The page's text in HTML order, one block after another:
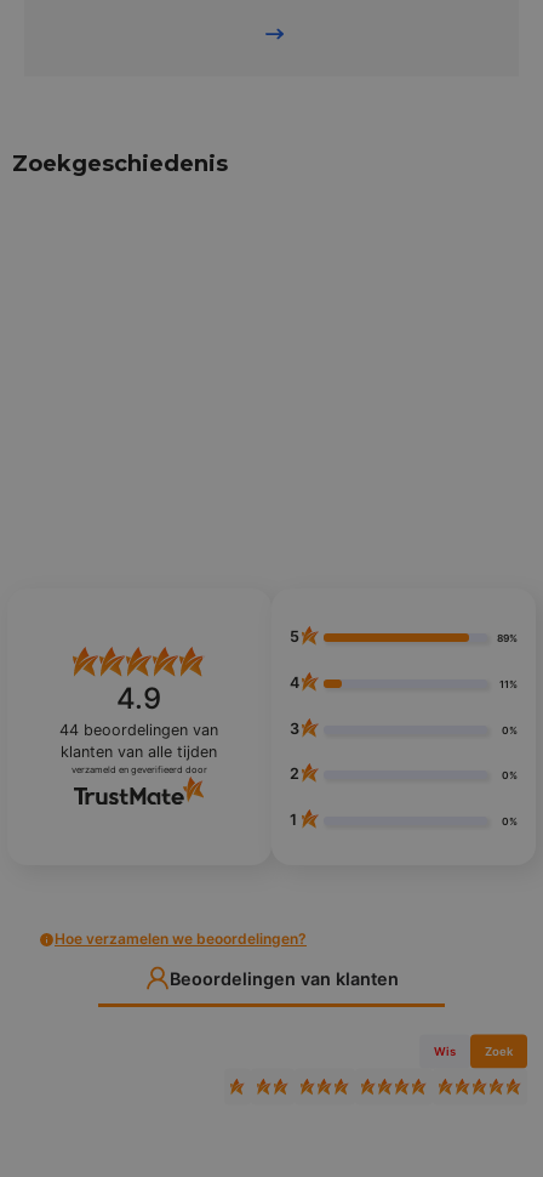
Zoekgeschiedenis
4.9
44 beoordelingen van
klantenvan alle tijden
verzameld en geverifieerd door
5 89%
4 11%
3 0%
2 0%
1 0%
Hoe verzamelen we beoordelingen?
Beoordelingen van klanten
Wis Zoek